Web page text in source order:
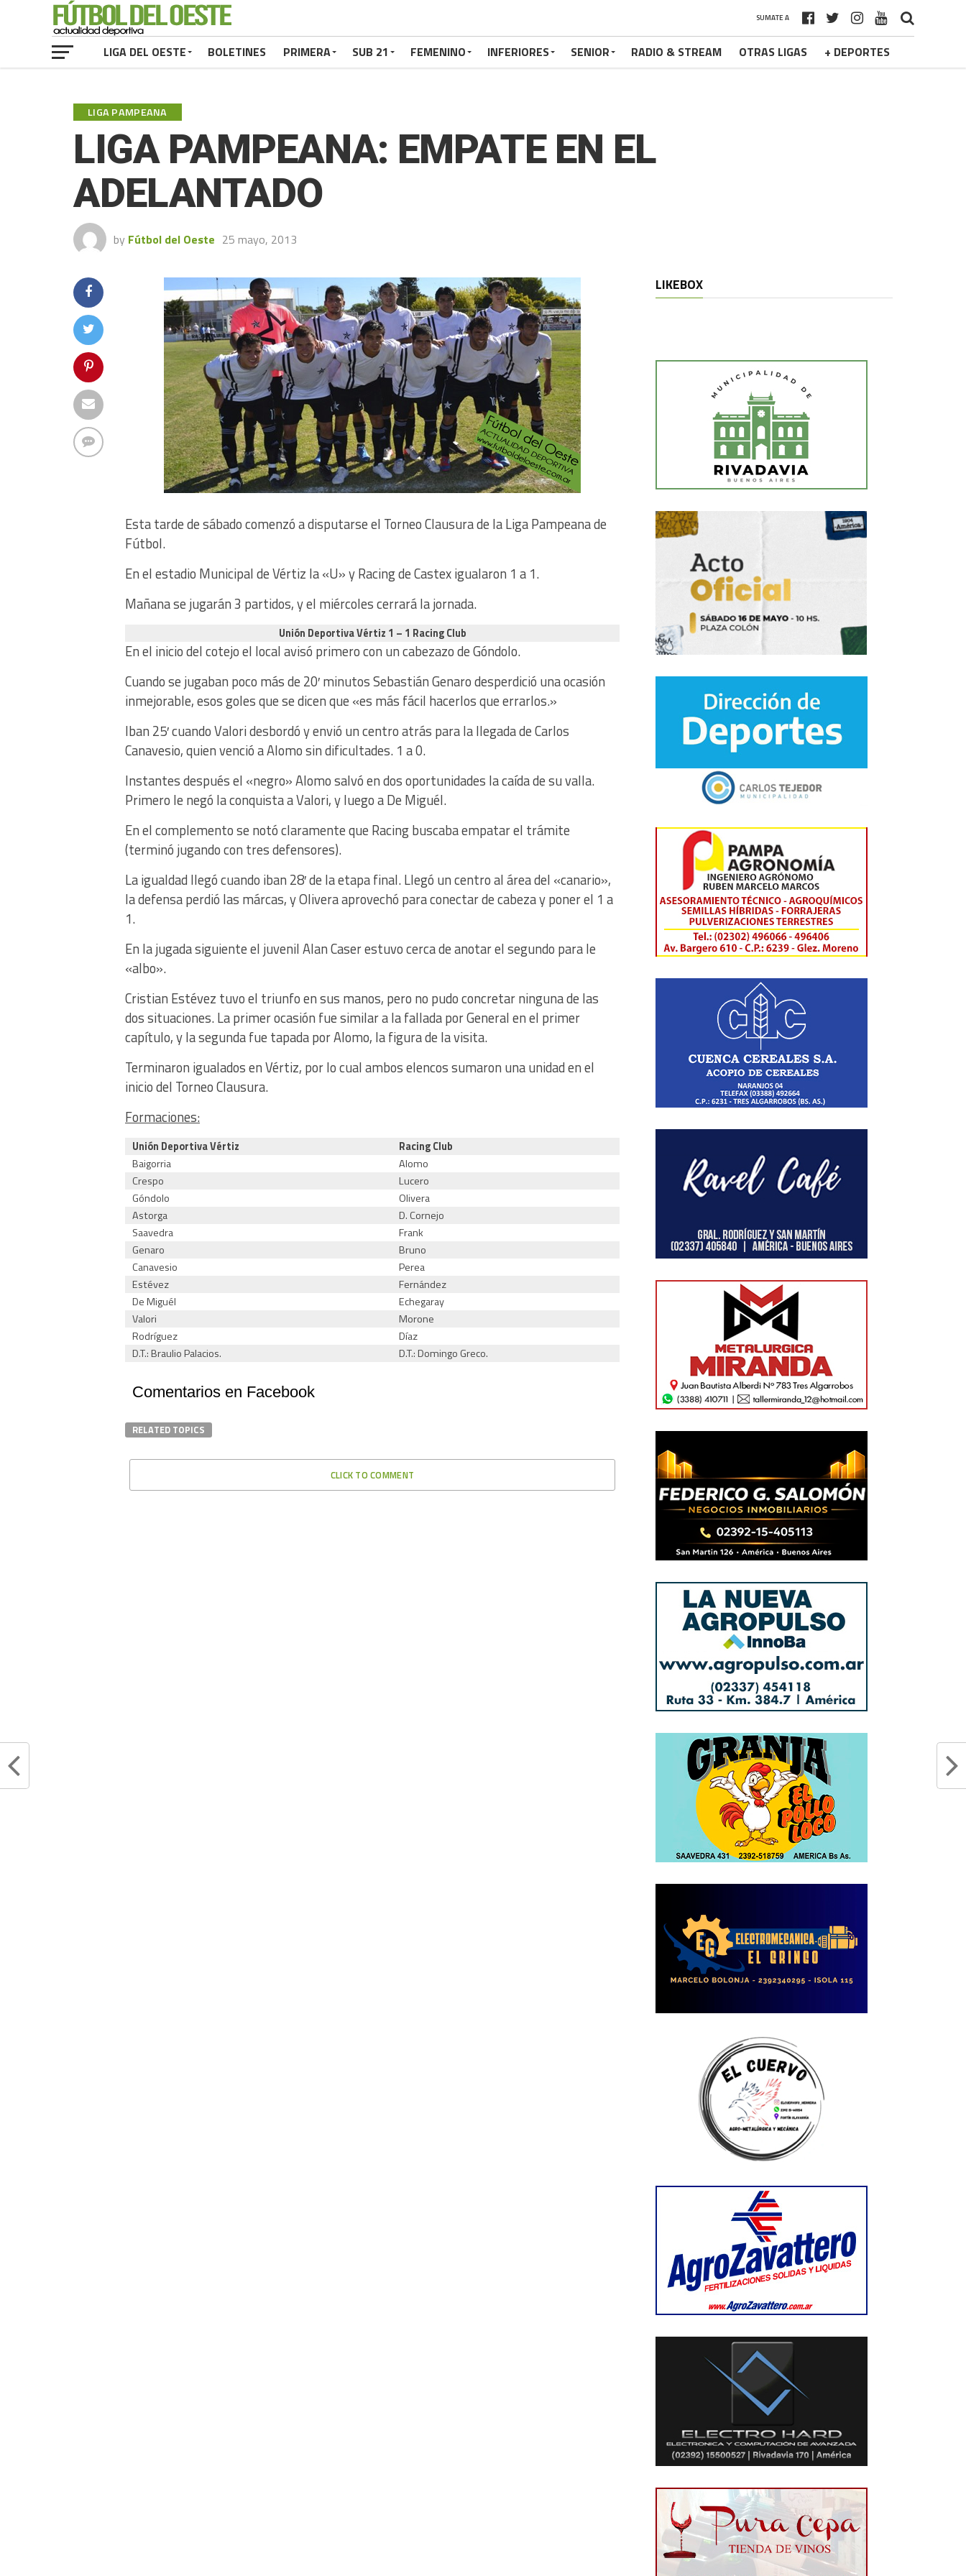
SUMATE A
LIGA DEL OESTE BOLETINES PRIMERA SUB 21 FEMENINO INFERIORES SENIOR RADIO & STREAM OTRAS LIGAS + DEPORTES
LIGA PAMPEANA
LIGA PAMPEANA: EMPATE EN EL
ADELANTADO
by Fútbol del Oeste 25 mayo, 2013
Esta tarde de sábado comenzó a disputarse el Torneo Clausura de la Liga Pampeana de
Fútbol.
En el estadio Municipal de Vértiz la «U» y Racing de Castex igualaron 1 a 1.
Mañana se jugarán 3 partidos, y el miércoles cerrará la jornada.
Unión Deportiva Vértiz 1 – 1 Racing Club
En el inicio del cotejo el local avisó primero con un cabezazo de Góndolo.
Cuando se jugaban poco más de 20′ minutos Sebastián Genaro desperdició una ocasión
inmejorable, esos goles que se dicen que «es más fácil hacerlos que errarlos.»
Iban 25′ cuando Valori desbordó y envió un centro atrás para la llegada de Carlos
Canavesio, quien venció a Alomo sin dificultades. 1 a 0.
Instantes después el «negro» Alomo salvó en dos oportunidades la caída de su valla.
Primero le negó la conquista a Valori, y luego a De Miguél.
En el complemento se notó claramente que Racing buscaba empatar el trámite
(terminó jugando con tres defensores).
La igualdad llegó cuando iban 28′ de la etapa final. Llegó un centro al área del «canario»,
la defensa perdió las márcas, y Olivera aprovechó para conectar de cabeza y poner el 1 a
1.
En la jugada siguiente el juvenil Alan Caser estuvo cerca de anotar el segundo para le
«albo».
Cristian Estévez tuvo el triunfo en sus manos, pero no pudo concretar ninguna de las
dos situaciones. La primer ocasión fue similar a la fallada por General en el primer
capítulo, y la segunda fue tapada por Alomo, la figura de la visita.
Terminaron igualados en Vértiz, por lo cual ambos elencos sumaron una unidad en el
inicio del Torneo Clausura.
Formaciones:
Unión Deportiva Vértiz
Racing Club
Baigorria
Alomo
Crespo
Lucero
Góndolo
Olivera
Astorga
D. Cornejo
Saavedra
Frank
Genaro
Bruno
Canavesio
Perea
Estévez
Fernández
De Miguél
Echegaray
Valori
Morone
Rodríguez
Díaz
D.T.: Braulio Palacios.
D.T.: Domingo Greco.
Comentarios en Facebook
RELATED TOPICS
CLICK TO COMMENT
LIKEBOX